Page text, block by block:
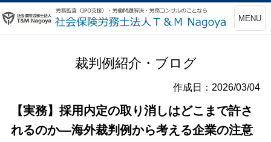
MENU
裁判例紹介・ブログ
作成日：2026/03/04
【実務】採用内定の取り消しはどこまで許さ
れるのか―海外裁判例から考える企業の注意